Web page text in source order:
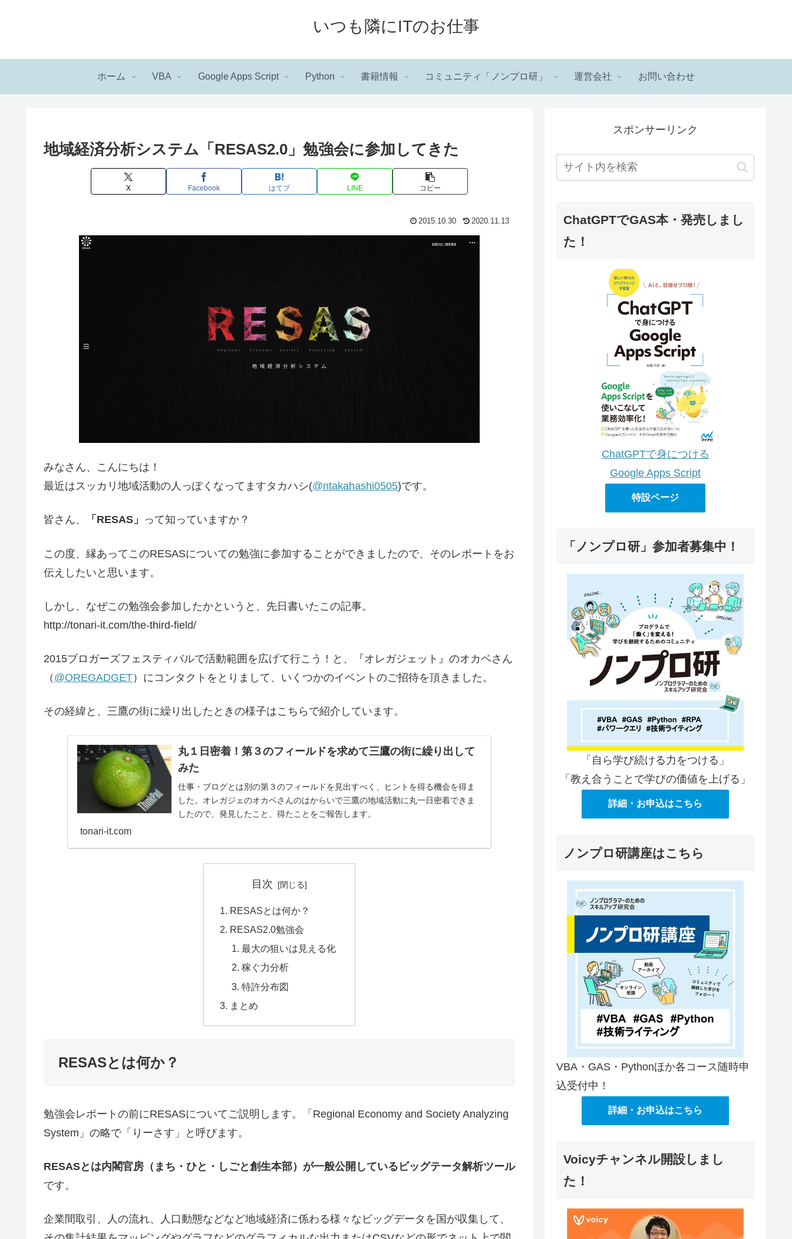
いつも隣にITのお仕事
ホーム VBA Google Apps Script Python 書籍情報 コミュニティ「ノンプロ研」 運営会社 お問い合わせ
地域経済分析システム「RESAS2.0」勉強会に参加してきた
X Facebook はてブ LINE コピー
2015.10.30 2020.11.13
みなさん、こんにちは！
最近はスッカリ地域活動の人っぽくなってますタカハシ(@ntakahashi0505)です。
皆さん、 「RESAS」 って知っていますか？
この度、縁あってこのRESASについての勉強に参加することができましたので、そのレポートをお
伝えしたいと思います。
しかし、なぜこの勉強会参加したかというと、先日書いたこの記事。
http://tonari-it.com/the-third-field/
2015ブロガーズフェスティバルで活動範囲を広げて行こう！と、『オレガジェット』のオカベさん
（ @OREGADGET）にコンタクトをとりまして、いくつかのイベントのご招待を頂きました。
その経緯と、三鷹の街に繰り出したときの様子はこちらで紹介しています。
丸１日密着！第３のフィールドを求めて三鷹の街に繰り出して
みた
仕事・ブログとは別の第３のフィールドを見出すべく、ヒントを得る機会を得ま
した。オレガジェのオカベさんのはからいで三鷹の地域活動に丸一日密着できま
したので、発見したこと、得たことをご報告します。
tonari-it.com
目次
RESASとは何か？
RESAS2.0勉強会
最大の狙いは見える化
稼ぐ力分析
特許分布図
まとめ
RESASとは何か？
勉強会レポートの前にRESASについてご説明します。「Regional Economy and Society Analyzing
System」の略で「りーさす」と呼びます。
RESASとは内閣官房（まち・ひと・しごと創生本部）が一般公開しているビッグテータ解析ツール
です。
企業間取引、人の流れ、人口動態などなど地域経済に係わる様々なビッグデータを国が収集して、
スポンサーリンク
ChatGPTでGAS本・発売しまし
た！
ChatGPTで身につける
Google Apps Script
特設ページ
「ノンプロ研」参加者募集中！
「自ら学び続ける力をつける」
「教え合うことで学びの価値を上げる」
詳細・お申込はこちら
ノンプロ研講座はこちら
VBA・GAS・Pythonほか各コース随時申
込受付中！
詳細・お申込はこちら
Voicyチャンネル開設しまし
た！